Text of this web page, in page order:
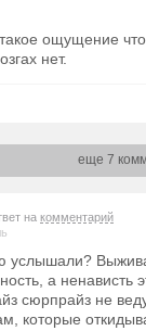
ощущение
нет.
еще 7
на комментарий
услышали?
а ненависть
сюрпрайз не
которые